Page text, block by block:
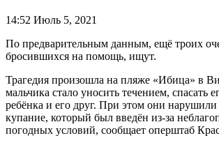
14:52 Июль 5, 2021
По предварительным данным, ещё троих
бросившихся на помощь, ищут.
Трагедия произошла на пляже «Ибица» в
мальчика стало уносить течением, спасать
ребёнка и его друг. При этом они нарушили
купание, который был введён из-за
погодных условий, сообщает оперштаб